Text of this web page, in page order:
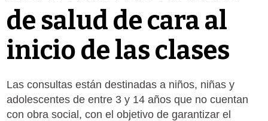
de salud de cara al
inicio de las clases
Las consultas están destinadas a niños, niñas y
adolescentes de entre 3 y 14 años que no cuentan
con obra social, con el objetivo de garantizar el